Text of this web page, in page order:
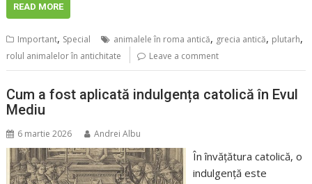
READ MORE
Important, Special animalele în roma antică, grecia antică, plutarh,
rolul animalelor în antichitate Leave a comment
Cum a fost aplicată indulgența catolică în Evul
Mediu
6 martie 2026 Andrei Albu
În învățătura catolică, o
indulgență este